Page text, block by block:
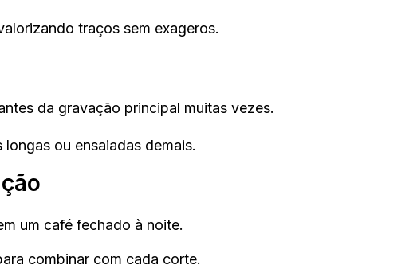
traços sem exageros.
da gravação principal muitas vezes.
ou ensaiadas demais.
um café fechado à noite.
combinar com cada corte.